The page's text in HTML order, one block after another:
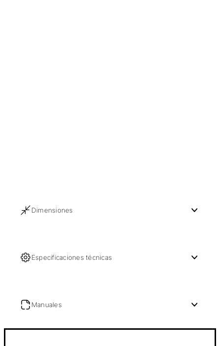
Dimensiones
Especificaciones técnicas
Manuales